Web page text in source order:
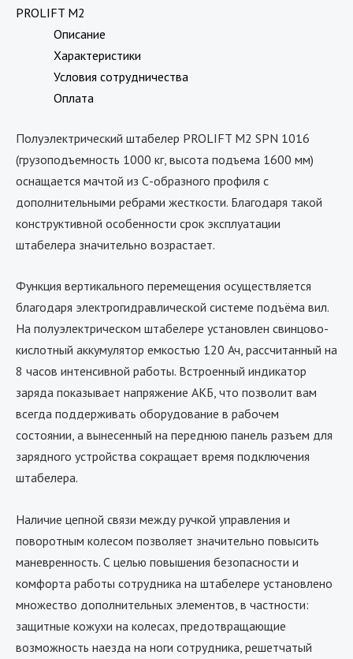
PROLIFT M2
Описание
Характеристики
Условия сотрудничества
Оплата
Полуэлектрический штабелер PROLIFT M2 SPN 1016
(грузоподъемность 1000 кг, высота подъема 1600 мм)
оснащается мачтой из С-образного профиля с
дополнительными ребрами жесткости. Благодаря такой
конструктивной особенности срок эксплуатации
штабелера значительно возрастает.
Функция вертикального перемещения осуществляется
благодаря электрогидравлической системе подъёма вил.
На полуэлектрическом штабелере установлен свинцово-
кислотный аккумулятор емкостью 120 Ач, рассчитанный на
8 часов интенсивной работы. Встроенный индикатор
заряда показывает напряжение АКБ, что позволит вам
всегда поддерживать оборудование в рабочем
состоянии, а вынесенный на переднюю панель разъем для
зарядного устройства сокращает время подключения
штабелера.
Наличие цепной связи между ручкой управления и
поворотным колесом позволяет значительно повысить
маневренность. С целью повышения безопасности и
комфорта работы сотрудника на штабелере установлено
множество дополнительных элементов, в частности:
защитные кожухи на колесах, предотвращающие
возможность наезда на ноги сотрудника, решетчатый